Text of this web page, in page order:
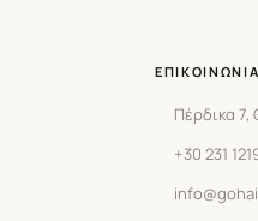
ΕΠΙΚΟΙΝΩΝΊΑ
Πέρδικα 7,
+30 231